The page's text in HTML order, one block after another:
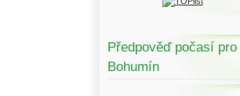
Předpověď počasí pro
Bohumín